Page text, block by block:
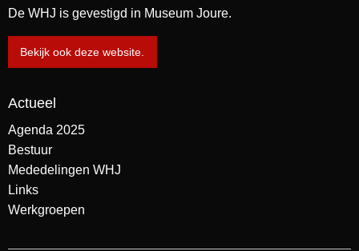
De WHJ is gevestigd in Museum Joure.
Bekijk ook deze website.
Actueel
Agenda 2025
Bestuur
Mededelingen WHJ
Links
Werkgroepen